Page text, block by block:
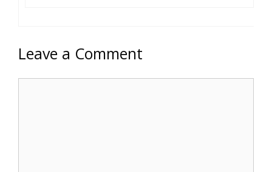
Leave a Comment